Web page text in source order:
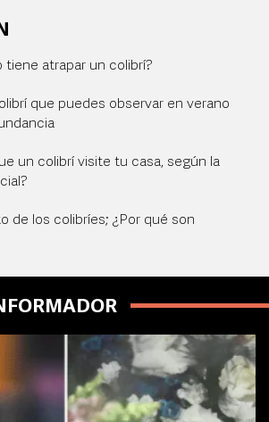
tiene atrapar un colibrí?
que puedes observar en verano
un colibrí visite tu casa, según la
de los colibríes; ¿Por qué son